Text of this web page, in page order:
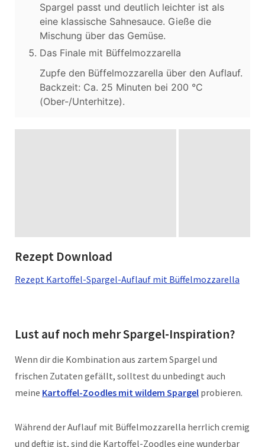
Spargel passt und deutlich leichter ist als
eine klassische Sahnesauce. Gieße die
Mischung über das Gemüse.
Das Finale mit Büffelmozzarella
Zupfe den Büffelmozzarella über den Auflauf.
Backzeit: Ca. 25 Minuten bei 200 °C
(Ober-/Unterhitze).
Rezept Download
Rezept Kartoffel-Spargel-Auflauf mit Büffelmozzarella
Lust auf noch mehr Spargel-Inspiration?
Wenn dir die Kombination aus zartem Spargel und
frischen Zutaten gefällt, solltest du unbedingt auch
meine Kartoffel-Zoodles mit wildem Spargel probieren.
Während der Auflauf mit Büffelmozzarella herrlich cremig
und deftig ist, sind die Kartoffel-Zoodles eine wunderbar